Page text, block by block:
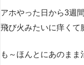
アホやった日から3週
飛び火みたいに痒くて
も～ほんとにあのま